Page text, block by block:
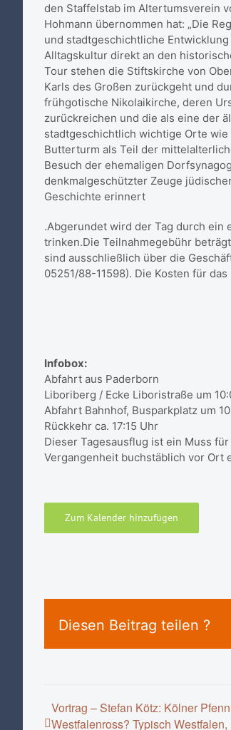
den Staffelstab im Altertumsverein
Hohmann übernommen hat: „Die
und stadtgeschichtliche
Alltagskultur direkt an den
Tour stehen die Stiftskirche von
Karls des Großen zurückgeht und
frühgotische Nikolaikirche, deren
zurückreichen und die als eine der
stadtgeschichtlich wichtige Orte
Butterturm als Teil der
Besuch der ehemaligen
denkmalgeschützter Zeuge
Geschichte erinnert
.Abgerundet wird der Tag durch ein
trinken.Die Teilnahmegebühr
sind ausschließlich über die
05251/88-11598). Die Kosten für
Infobox:
Abfahrt aus Paderborn
Liboriberg / Ecke Liboristraße um
Abfahrt Bahnhof, Busparkplatz um
Rückkehr ca. 17:15 Uhr
Dieser Tagesausflug ist ein Muss
Vergangenheit buchstäblich vor Ort
Zum Kalender hinzufügen
Diesen Beitrag teilen ?
Vortrag – Stefan Kötz: Kölner
Westfalenross? Typisch